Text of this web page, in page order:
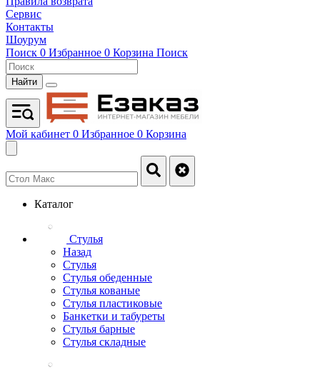
Сервис
Контакты
Шоурум
Поиск 0 Избранное 0 Корзина Поиск
Найти
Мой кабинет 0 Избранное 0 Корзина
Каталог
Стулья
Назад
Стулья
Стулья обеденные
Стулья кованые
Стулья пластиковые
Банкетки и табуреты
Стулья барные
Стулья складные